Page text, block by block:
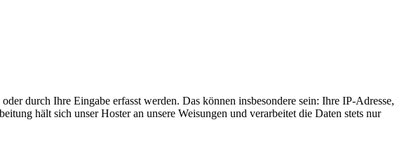
durch Ihre Eingabe erfasst werden. Das können insbesondere sein: Ihre IP-Adresse,
hält sich unser Hoster an unsere Weisungen und verarbeitet die Daten stets nur